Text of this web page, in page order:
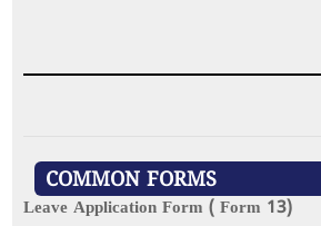
COMMON FORMS
Leave Application Form ( Form 13)